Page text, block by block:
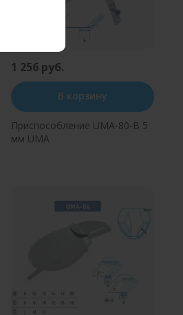
1 256 руб.
В корзину
Приспособление UMA-80-B 5
мм UMA